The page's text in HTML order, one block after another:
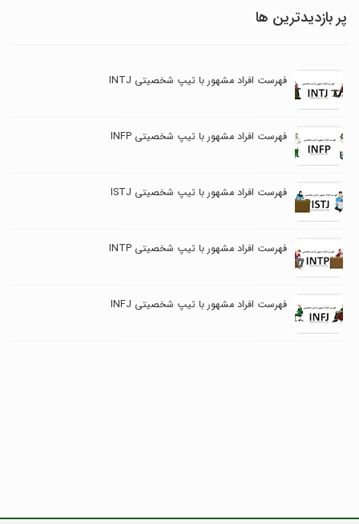
پر بازدیدترین ها
فهرست افراد مشهور با تیپ شخصیتی INTJ
فهرست افراد مشهور با تیپ شخصیتی INFP
فهرست افراد مشهور با تیپ شخصیتی ISTJ
فهرست افراد مشهور با تیپ شخصیتی INTP
فهرست افراد مشهور با تیپ شخصیتی INFJ